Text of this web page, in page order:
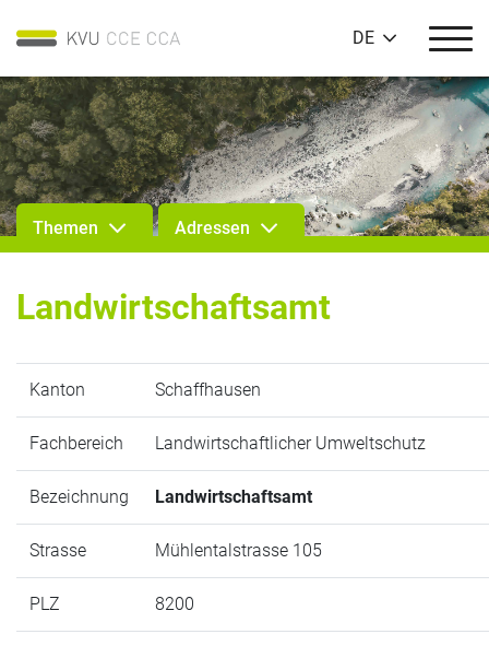
DE
Themen Adressen
Landwirtschaftsamt
Kanton Schaffhausen
Fachbereich Landwirtschaftlicher Umweltschutz
Bezeichnung Landwirtschaftsamt
Strasse Mühlentalstrasse 105
PLZ 8200